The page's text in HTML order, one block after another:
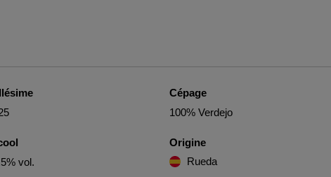
vol.
Cépage
100% Verdejo
Origine
Rueda